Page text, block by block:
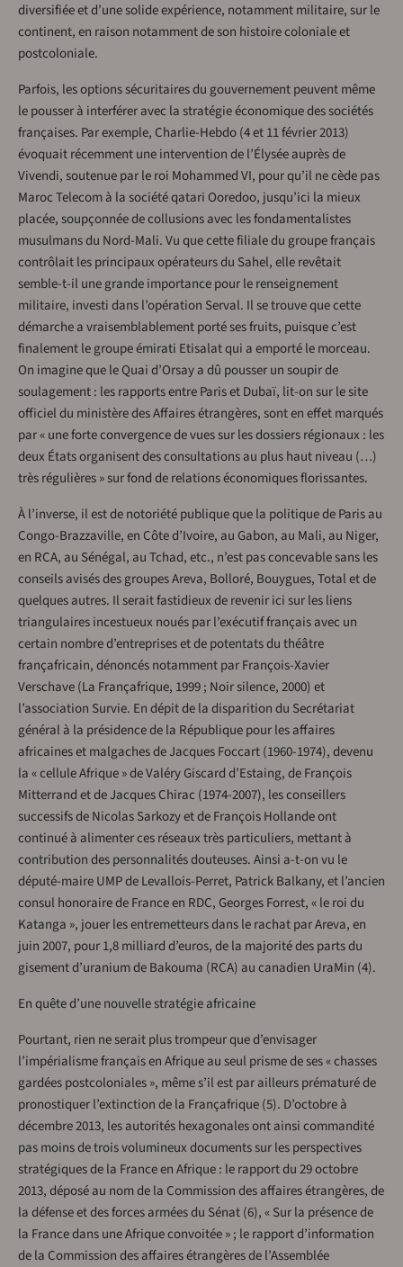
diversifiée et d’une solide expérience, notamment militaire, sur le
continent, en raison notamment de son histoire coloniale et
postcoloniale.
Parfois, les options sécuritaires du gouvernement peuvent même
le pousser à interférer avec la stratégie économique des sociétés
françaises. Par exemple, Charlie-Hebdo (4 et 11 février 2013)
évoquait récemment une intervention de l’Élysée auprès de
Vivendi, soutenue par le roi Mohammed VI, pour qu’il ne cède pas
Maroc Telecom à la société qatari Ooredoo, jusqu’ici la mieux
placée, soupçonnée de collusions avec les fondamentalistes
musulmans du Nord-Mali. Vu que cette filiale du groupe français
contrôlait les principaux opérateurs du Sahel, elle revêtait
semble-t-il une grande importance pour le renseignement
militaire, investi dans l’opération Serval. Il se trouve que cette
démarche a vraisemblablement porté ses fruits, puisque c’est
finalement le groupe émirati Etisalat qui a emporté le morceau.
On imagine que le Quai d’Orsay a dû pousser un soupir de
soulagement : les rapports entre Paris et Dubaï, lit-on sur le site
officiel du ministère des Affaires étrangères, sont en effet marqués
par « une forte convergence de vues sur les dossiers régionaux : les
deux États organisent des consultations au plus haut niveau (…)
très régulières » sur fond de relations économiques florissantes.
À l’inverse, il est de notoriété publique que la politique de Paris au
Congo-Brazzaville, en Côte d’Ivoire, au Gabon, au Mali, au Niger,
en RCA, au Sénégal, au Tchad, etc., n’est pas concevable sans les
conseils avisés des groupes Areva, Bolloré, Bouygues, Total et de
quelques autres. Il serait fastidieux de revenir ici sur les liens
triangulaires incestueux noués par l’exécutif français avec un
certain nombre d’entreprises et de potentats du théâtre
françafricain, dénoncés notamment par François-Xavier
Verschave (La Françafrique, 1999 ; Noir silence, 2000) et
l’association Survie. En dépit de la disparition du Secrétariat
général à la présidence de la République pour les affaires
africaines et malgaches de Jacques Foccart (1960-1974), devenu
la « cellule Afrique » de Valéry Giscard d’Estaing, de François
Mitterrand et de Jacques Chirac (1974-2007), les conseillers
successifs de Nicolas Sarkozy et de François Hollande ont
continué à alimenter ces réseaux très particuliers, mettant à
contribution des personnalités douteuses. Ainsi a-t-on vu le
député-maire UMP de Levallois-Perret, Patrick Balkany, et l’ancien
consul honoraire de France en RDC, Georges Forrest, « le roi du
Katanga », jouer les entremetteurs dans le rachat par Areva, en
juin 2007, pour 1,8 milliard d’euros, de la majorité des parts du
gisement d’uranium de Bakouma (RCA) au canadien UraMin (4).
En quête d’une nouvelle stratégie africaine
Pourtant, rien ne serait plus trompeur que d’envisager
l’impérialisme français en Afrique au seul prisme de ses « chasses
gardées postcoloniales », même s’il est par ailleurs prématuré de
pronostiquer l’extinction de la Françafrique (5). D’octobre à
décembre 2013, les autorités hexagonales ont ainsi commandité
pas moins de trois volumineux documents sur les perspectives
stratégiques de la France en Afrique : le rapport du 29 octobre
2013, déposé au nom de la Commission des affaires étrangères, de
la défense et des forces armées du Sénat (6), « Sur la présence de
la France dans une Afrique convoitée » ; le rapport d’information
de la Commission des affaires étrangères de l’Assemblée